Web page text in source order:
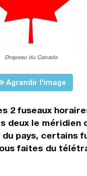
Drapeau du Canada
Agrandir l'image
fuseaux
deux le
pays, certains
faites du